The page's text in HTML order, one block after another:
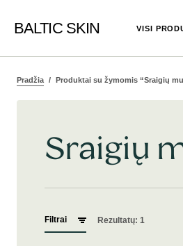
BALTIC SKIN VISI
Pradžia Produktai su žymomis “Sraigių
Sraigių
Filtrai Rezultatų: 1